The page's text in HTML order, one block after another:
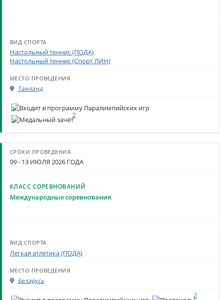
Настольный теннис (ПОДА)
Настольный теннис (Спорт ЛИН)
Таиланд
2
09 - 13 ИЮЛЯ 2026 ГОДА
Международные соревнования
Легкая атлетика (ПОДА)
Беларусь
2